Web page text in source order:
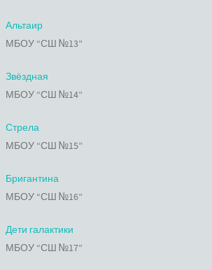
Альтаир
МБОУ “СШ №13”
Звёздная
МБОУ “СШ №14”
Стрела
МБОУ “СШ №15”
Бригантина
МБОУ “СШ №16”
Дети галактики
МБОУ “СШ №17”